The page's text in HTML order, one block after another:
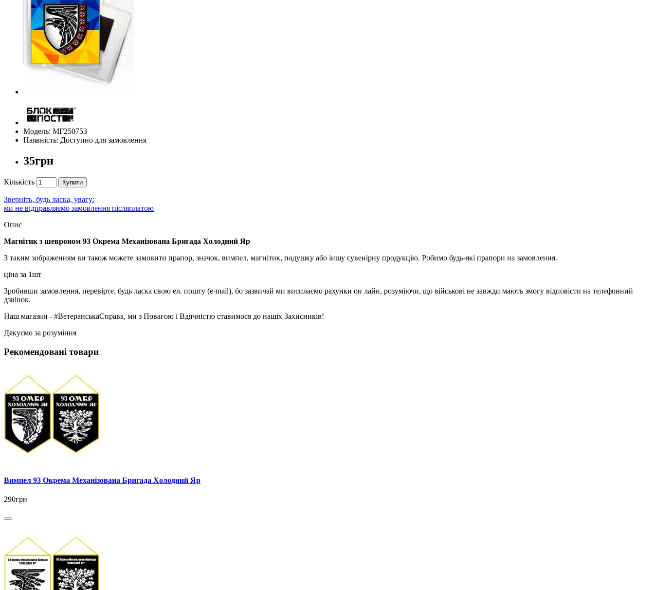
Модель: МГ250753
Наявність: Доступно для замовлення
35грн
Кількість Купити
Зверніть, будь ласка, увагу:
ми не відправляємо замовлення післяплатою
Опис
Магнітик з шевроном 93 Окрема Механізована Бригада Холодний Яр
З таким зображенням ви також можете замовити прапор, значок, вимпел, магнітик, подушку або іншу сувенірну продукцію. Робимо будь-які прапори на замовлення.
ціна за 1шт
Зробивши замовлення, перевірте, будь ласка свою ел. пошту (e-mail), бо зазвичай ми висилаємо рахунки он лайн, розуміючи, що військові не завжди мають змогу відповісти на телефонний
дзвінок.
Наш магазин - #ВетеранськаСправа, ми з Повагою і Вдячністю ставимося до нашіх Захисників!
Дякуємо за розуміння
Рекомендовані товари
Вимпел 93 Окрема Механізована Бригада Холодний Яр
290грн